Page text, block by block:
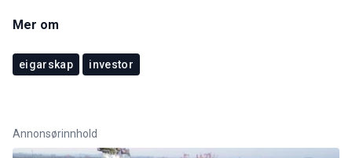
Mer om
eigarskap investor
Annonsørinnhold